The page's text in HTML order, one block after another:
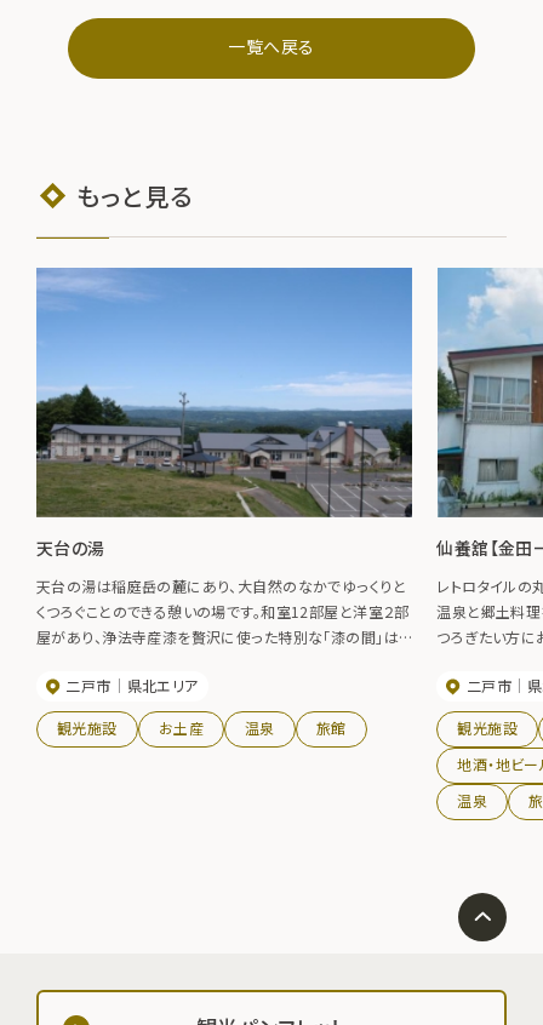
一覧へ戻る
もっと見る
天台の湯
天台の湯は稲庭岳の麓にあり、大自然のなかでゆっくりと
くつろぐことのできる憩いの場です。和室12部屋と洋室２部
屋があり、浄法寺産漆を贅沢に使った特別な「漆の間」は1
り、多目的にご利用いただけます。天然ミネラルをバランス
よく含んだ弱アルカリミネラル泉の大浴場とサウナがあり、
日帰りの入浴もできます。
二戸市 県北エリア
観光施設 お土産 温泉 旅館
仙養舘【金田
レトロタイルの
温泉と郷土料理
つろぎたい方に
二戸市
観光施設
地酒・地ビー
温泉